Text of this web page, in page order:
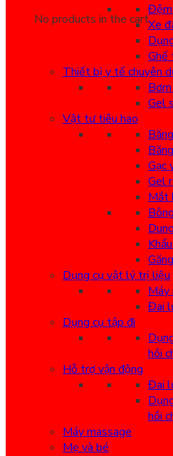
No products in the cart.Xe
Ghế
Thiết bị y tế chuyên
Gel
Vật tư tiêu hao
Gạc
Gel
Mắt
Dụng cụ vật lý trị liệu
Máy
Đai
Dụng cụ tập đi
hồi
Hỗ trợ vận động
Đai
hồi
Máy massage
Mẹ và bé